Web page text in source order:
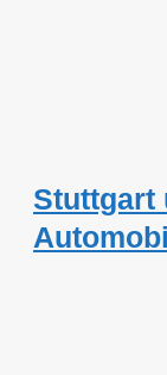
Stuttgart